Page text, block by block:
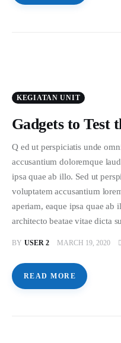
KEGIATAN UNIT
Gadgets to Test
Q ed ut perspiciatis unde
accusantium doloremque
ipsa quae ab illo. Sed ut
voluptatem accusantium
aperiam, eaque ipsa quae ab
architecto beatae vitae dicta
BY USER 2 MARCH 19, 2020
READ MORE